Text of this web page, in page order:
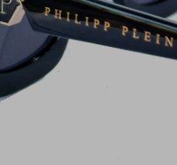
Vitajte
PRAJEME PRÍJEMNÉ NAKUPOVANIE